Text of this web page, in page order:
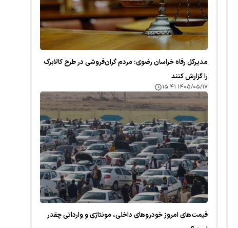
مدیرکل رفاه خراسان رضوی: مردم گران‌فروشی در طرح کالابرگ
را گزارش کنند
۱۴۰۵/۰۵/۱۷ ۱۵:۴۱
قیمت‌های امروز خودرو‌های داخلی، مونتاژی و وارداتی چقدر